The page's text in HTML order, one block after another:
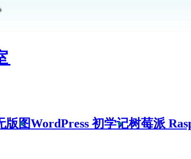
版图WordPress 初学记树莓派